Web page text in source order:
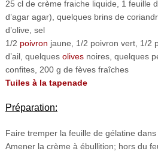
25 cl de crème fraiche liquide, 1 feuille
d’agar agar), quelques brins de
d’olive, sel
1/2 poivron jaune, 1/2 poivron vert, 1/2
d’ail, quelques olivesnoires, quelques
confites, 200 g de fèves fraîches
Tuiles à la tapenade
Préparation:
Faire tremper la feuille de gélatine
Amener la crème à ébullition; hors du